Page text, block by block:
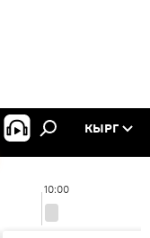
КЫРГ
10:00